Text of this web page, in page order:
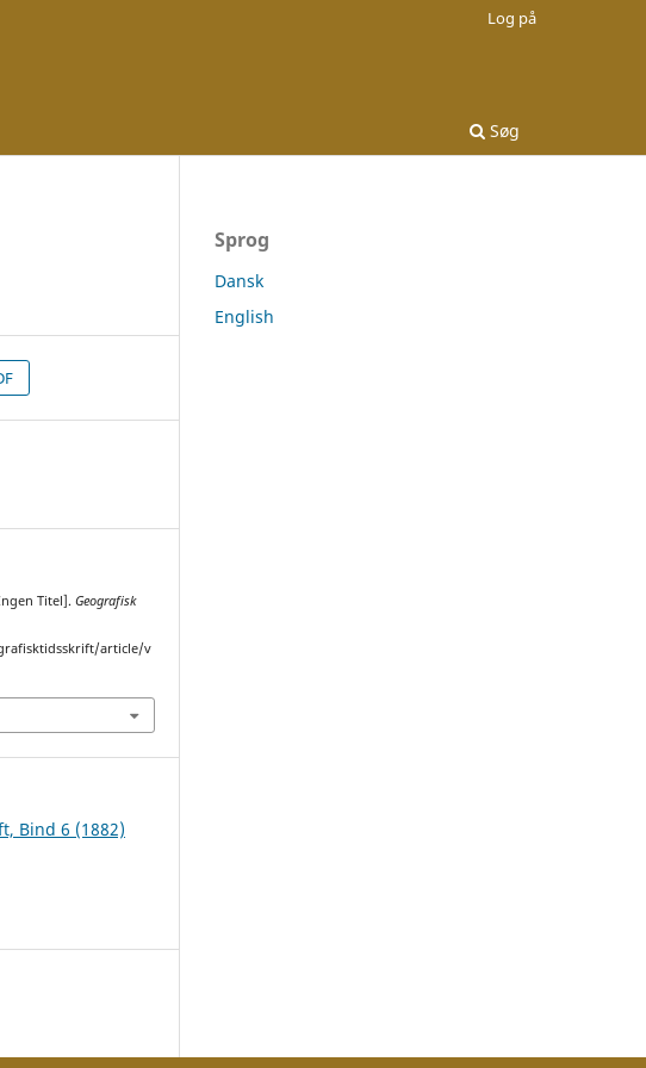
Søg
Log på
Titel].Geografisk
article/v
Bind 6 (1882)
Sprog
Dansk
English